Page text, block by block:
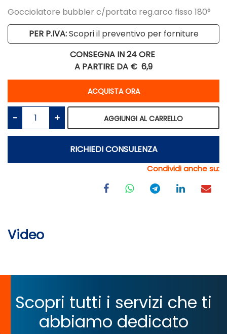
Gocciolatore bubbler c/portata reg.arco fisso 180°
PER P.IVA:Scopri il preventivo per forniture
CONSEGNA IN 24 ORE
A PARTIRE DA € 6,9
ACQUISTA ORA
Quantità
AGGIUNGI AL CARRELLO
RICHIEDI CONSULENZA
Condividi anche su:
Video
Scopri tutti i servizi che ti
abbiamo dedicato